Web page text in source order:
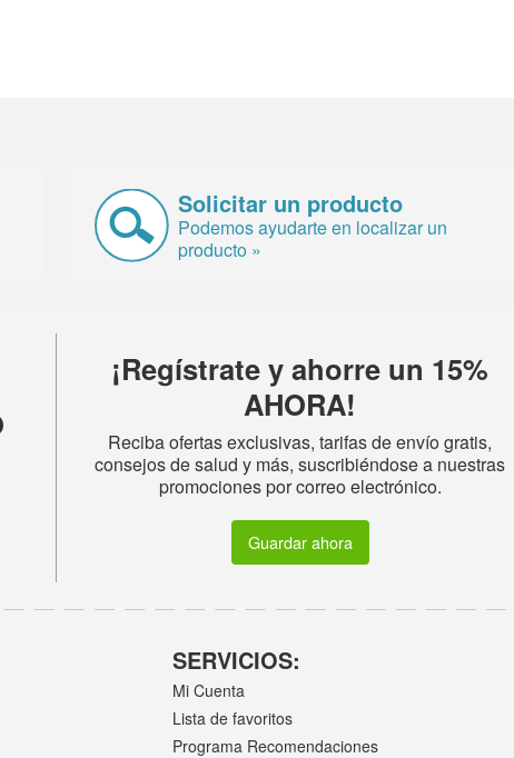
Solicitar un producto
Podemos ayudarte en localizar un
producto »
¡Regístrate y ahorre un 15%
AHORA!
Reciba ofertas exclusivas, tarifas de envío gratis,
consejos de salud y más, suscribiéndose a nuestras
promociones por correo electrónico.
Guardar ahora
SERVICIOS:
Mi Cuenta
Lista de favoritos
Programa Recomendaciones